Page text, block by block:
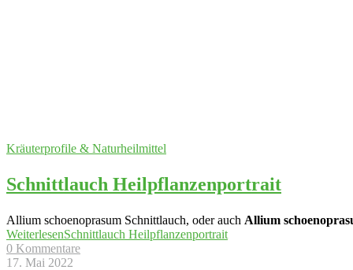
Kräuterprofile & Naturheilmittel
Schnittlauch Heilpflanzenportrait
Allium schoenoprasum Schnittlauch, oder auch Allium
WeiterlesenSchnittlauch Heilpflanzenportrait
0 Kommentare
17. Mai 2022